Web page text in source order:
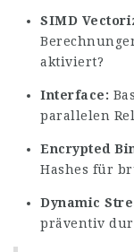
SIMD
aktiviert?
Interface:
parallelen
Encrypted
Hashes für
Dynamic
präventiv